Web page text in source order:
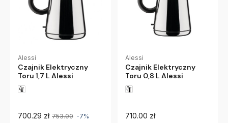
Alessi
Czajnik Elektryczny
Toru 1,7 L Alessi
700.29 zł 753.00 -7%
Alessi
Czajnik Elektryczny
Toru 0,8 L Alessi
710.00 zł